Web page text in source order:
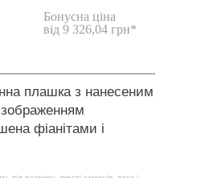
Бонусна ціна
від 9 326,04 грн*
плашка з нанесеним
фіанітами і